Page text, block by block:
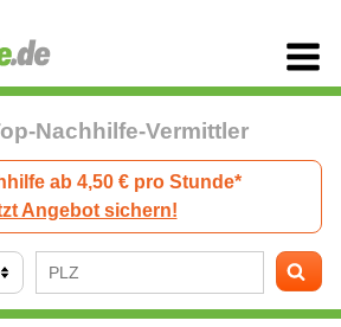
Nachhilfe-Vermittler
ab 4,50 € pro Stunde*
Angebot sichern!